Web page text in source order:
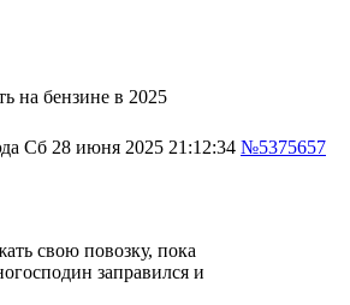
на бензине в 2025
Сб 28 июня 2025 21:12:34 №5375657
свою повозку, пока
заправился и